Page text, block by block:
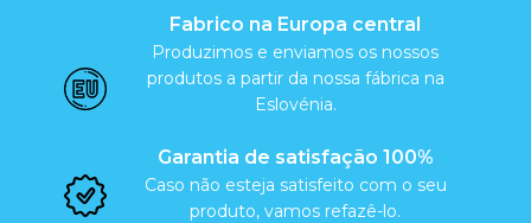
Fabrico na Europa central
Produzimos e enviamos os nossos
produtos a partir da nossa fábrica na
Eslovénia.
Garantia de satisfação 100%
Caso não esteja satisfeito com o seu
produto, vamos refazê-lo.